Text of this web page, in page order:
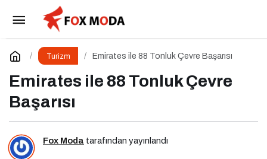
Turizm Emirates ile 88 Tonluk Çevre Başarısı
Emirates ile 88 Tonluk Çevre
Başarısı
Fox Moda tarafından yayınlandı
Antalya-Ostrava Hattında Yeni Dönem
Yorum Yap